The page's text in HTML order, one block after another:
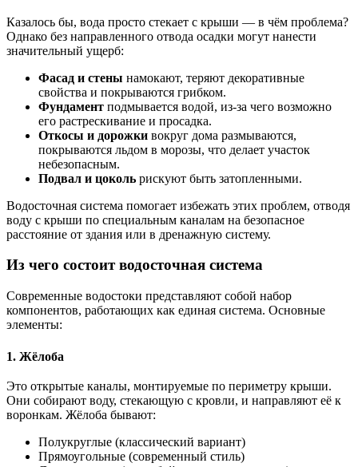
Казалось бы, вода просто стекает с крыши — в чём проблема?
Однако без направленного отвода осадки могут нанести
значительный ущерб:
Фасад и стены намокают, теряют декоративные
свойства и покрываются грибком.
Фундамент подмывается водой, из-за чего возможно
его растрескивание и просадка.
Откосы и дорожки вокруг дома размываются,
покрываются льдом в морозы, что делает участок
небезопасным.
Подвал и цоколь рискуют быть затопленными.
Водосточная система помогает избежать этих проблем, отводя
воду с крыши по специальным каналам на безопасное
расстояние от здания или в дренажную систему.
Из чего состоит водосточная система
Современные водостоки представляют собой набор
компонентов, работающих как единая система. Основные
элементы:
1. Жёлоба
Это открытые каналы, монтируемые по периметру крыши.
Они собирают воду, стекающую с кровли, и направляют её к
воронкам. Жёлоба бывают:
Полукруглые (классический вариант)
Прямоугольные (современный стиль)